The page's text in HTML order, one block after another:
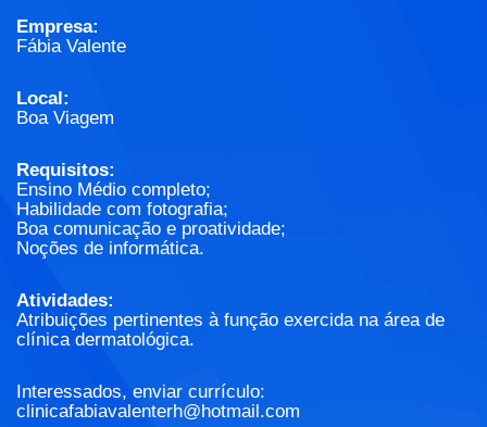
Empresa:
Fábia Valente
Local:
Boa Viagem
Requisitos:
Ensino Médio completo;
Habilidade com fotografia;
Boa comunicação e proatividade;
Noções de informática.
Atividades:
Atribuições pertinentes à função exercida na área de
clínica dermatológica.
Interessados, enviar currículo:
clinicafabiavalenterh@hotmail.com